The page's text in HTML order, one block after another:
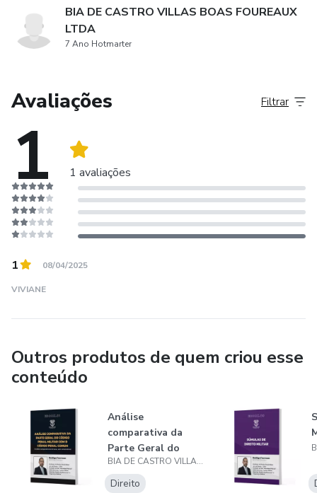
BIA DE CASTRO VILLAS BOAS FOUREAUX
LTDA
7 Ano Hotmarter
Avaliações
1 1 avaliações
Filtrar
1 08/04/2025
VIVIANE
Outros produtos de quem criou esse
conteúdo
Análise
comparativa da
Parte Geral do
Código Penal
Militar c...
BIA DE CASTRO VILLAS BOAS FOUREAUX LTDA
Direito